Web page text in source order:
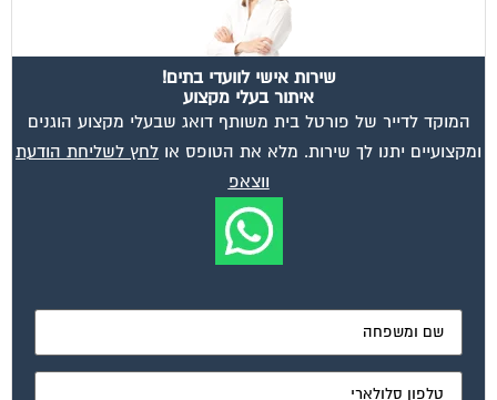
שירות אישי לוועדי בתים!
איתור בעלי מקצוע
המוקד לדייר של פורטל בית משותף דואג שבעלי מקצוע הוגנים
ומקצועיים יתנו לך שירות. מלא את הטופס או לחץ לשליחת הודעת
ווצאפ